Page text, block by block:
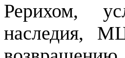
Рерихом,
наследия,